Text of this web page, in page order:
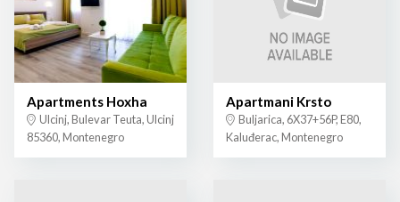
Apartments Hoxha
Ulcinj, Bulevar Teuta, Ulcinj
85360, Montenegro
Apartmani Krsto
Buljarica, 6X37+56P, E80,
Kaluđerac, Montenegro